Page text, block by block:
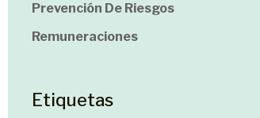
Prevención De Riesgos
Remuneraciones
Etiquetas